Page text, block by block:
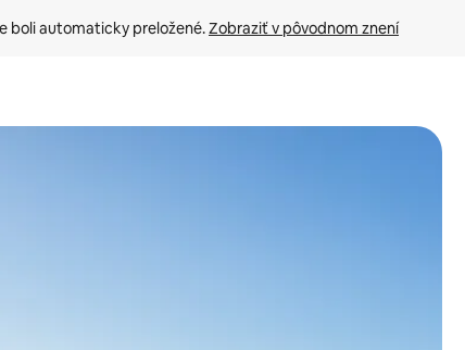
boli automaticky preložené. Zobraziť v pôvodnom znení